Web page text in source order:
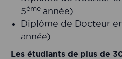
5ème année)
Diplôme de Docteur
année)
Les étudiants de plus de